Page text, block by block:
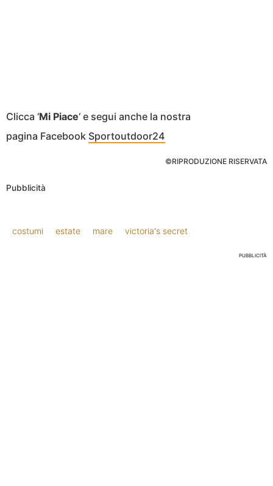
Clicca ‘Mi Piace‘ e segui anche la nostra
pagina Facebook Sportoutdoor24
©RIPRODUZIONE RISERVATA
Pubblicità
costumi estate mare victoria's secret
PUBBLICITÀ